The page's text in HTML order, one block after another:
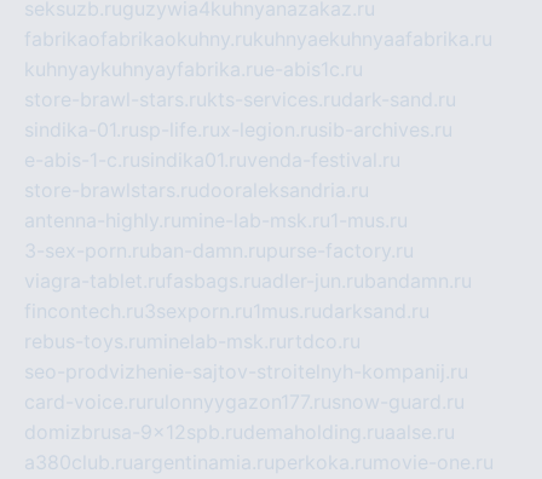
seksuzb.ruguzywia4kuhnyanazakaz.ru
fabrikaofabrikaokuhny.rukuhnyaekuhnyaafabrika.ru
kuhnyaykuhnyayfabrika.rue-abis1c.ru
store-brawl-stars.rukts-services.rudark-sand.ru
sindika-01.rusp-life.rux-legion.rusib-archives.ru
e-abis-1-c.rusindika01.ruvenda-festival.ru
store-brawlstars.rudooraleksandria.ru
antenna-highly.ru mine-lab-msk.ru1-mus.ru
3-sex-porn.ruban-damn.rupurse-factory.ru
viagra-tablet.rufasbags.ruadler-jun.rubandamn.ru
fincontech.ru3sexporn.ru1mus.rudarksand.ru
rebus-toys.ru minelab-msk.ru rtdco.ru
seo-prodvizhenie-sajtov-stroitelnyh-kompanij.ru
card-voice.ru rulonnyygazon177.rusnow-guard.ru
domizbrusa-9x12spb.rudemaholding.ruaalse.ru
a380club.ruargentinamia.ruperkoka.ru movie-one.ru